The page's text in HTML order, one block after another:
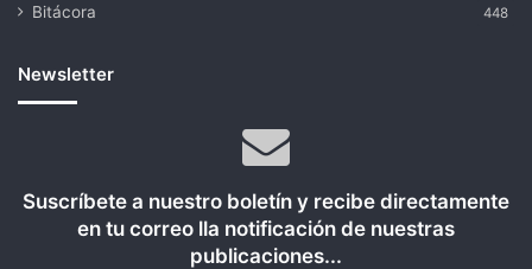
Bitácora 448
Newsletter
Suscríbete a nuestro boletín y recibe directamente
en tu correo lla notificación de nuestras
publicaciones...